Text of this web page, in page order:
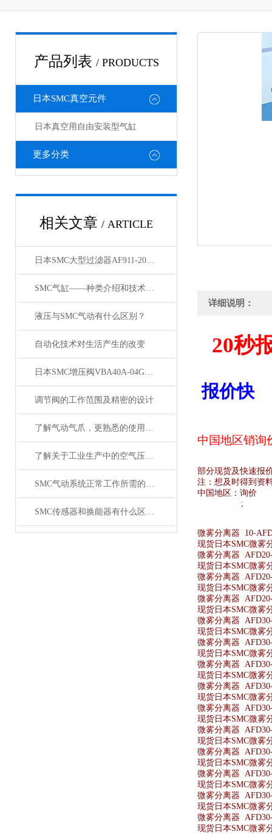
产品列表 / PRODUCTS
日本SMC真空元件
日本真空用自由安装型气缸
更多分类
相关文章 / ARTICLE
日本SMC大型过滤器AF911-20和AF60-10的区别
SMC气缸——种类介绍和技术资料
液压与SMC气动有什么区别？
自动化技术对生活产生的改变
日本SMC增压阀VBA40A-04GN和VBA42A-04GN 及VBA43A-04GN
调节阀的工作范围及精密的设计
了解气动气爪，更熟悉的使用SMC齐气动气爪
了解关于工业生产中的空气压缩机应用
SMC气动系统正常工作所需的技术要求
SMC传感器和换能器有什么区别？
详细说明：
20秒
报价快
中国地区销询
部分现货及快速报
注：想及时得到资
中国地区： 询价
;
微雾分离器 10-
现货日本SMC微雾
微雾分离器
现货日本SMC微雾
微雾分离器
现货日本SMC微雾
微雾分离器
现货日本SMC微雾
微雾分离器
现货日本SMC微雾
微雾分离器
现货日本SMC微雾
微雾分离器
现货日本SMC微雾
微雾分离器
现货日本SMC微雾
微雾分离器
现货日本SMC微雾
微雾分离器
现货日本SMC微雾
微雾分离器
现货日本SMC微雾
微雾分离器
现货日本SMC微雾
微雾分离器
现货日本SMC微雾
微雾分离器
现货日本SMC微雾